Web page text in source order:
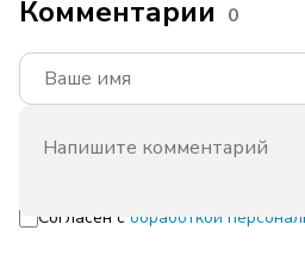
Комментарии 0
Согласен с обработкой